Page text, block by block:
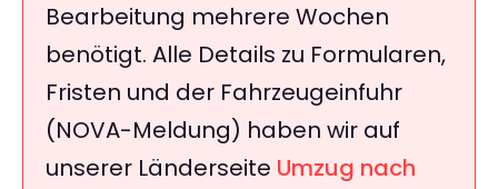
Bearbeitung mehrere Wochen
benötigt. Alle Details zu Formularen,
Fristen und der Fahrzeugeinfuhr
(NOVA-Meldung) haben wir auf
unserer Länderseite Umzug nach